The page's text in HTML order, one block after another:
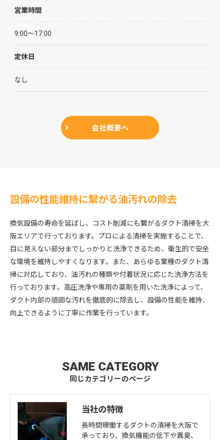
営業時間
9:00～17:00
定休日
なし
会社概要へ
設備の性能維持に繋がる油汚れの除去
換気設備の寿命を延ばし、コスト削減にも繋がるダクト清掃を大
阪エリアで行っております。プロによる清掃を実施することで、
目に見えない部分までしっかりと洗浄できるため、衛生的で安全
な環境を維持しやすくなります。また、あらゆる業種のダクト清
掃に対応しており、油汚れの種類や付着状況に応じた洗浄方法を
行っております。高圧洗浄や専用の薬剤を用いた洗浄によって、
ダクト内部の頑固な汚れを徹底的に除去し、設備の性能を維持、
向上できるように丁寧に作業を行っています。
同じカテゴリーのページ
SAME CATEGORY
当社の特徴
長時間稼働するダクトの清掃を大阪で
承っており、換気機能の低下や異臭、